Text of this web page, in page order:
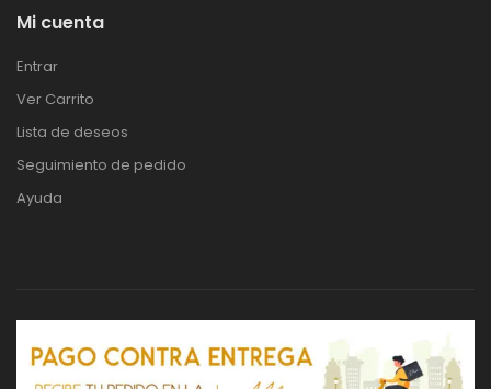
Mi cuenta
Entrar
Ver Carrito
Lista de deseos
Seguimiento de pedido
Ayuda